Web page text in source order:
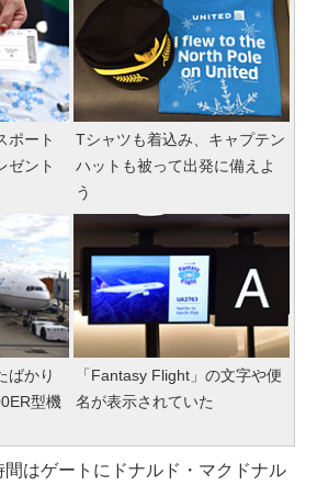
ポート
ゼント
Tシャツも着込み、キャプテン
ハットも被って出発に備えよ
う
ばかり
型機
「Fantasy Flight」の文字や便
名が表示されていた
はゲートにドナルド・マクドナル